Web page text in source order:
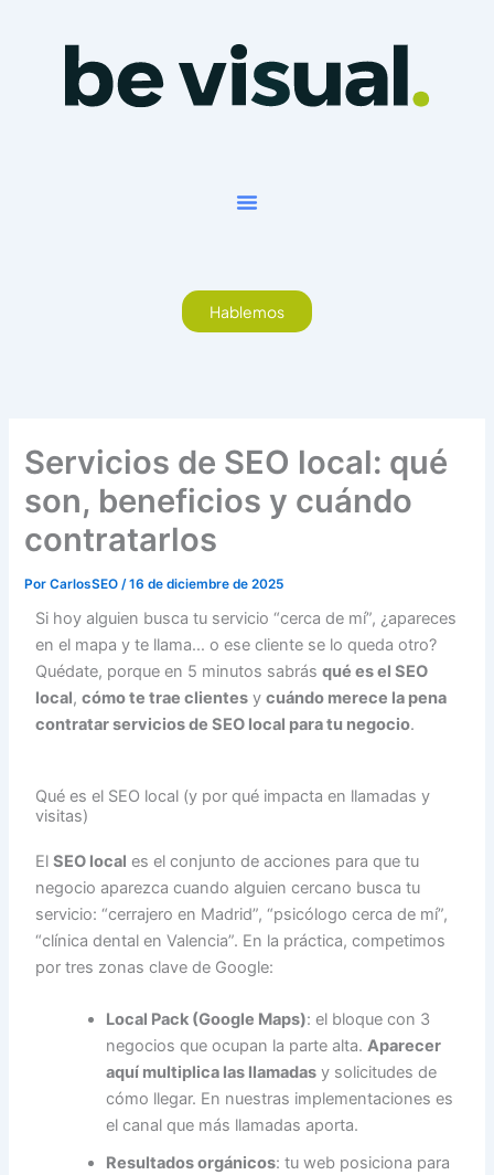
Hablemos
Servicios de SEO local: qué
son, beneficios y cuándo
contratarlos
PorCarlosSEO/16 de diciembre de 2025
Si hoy alguien busca tu servicio “cerca de mí”, ¿apareces
en el mapa y te llama… o ese cliente se lo queda otro?
Quédate, porque en 5 minutos sabrásqué es el SEO
local,cómo te trae clientes ycuándo merece la pena
contratar servicios de SEO local para tu negocio.
Qué es el SEO local (y por qué impacta en llamadas y
visitas)
ElSEO local es el conjunto de acciones para que tu
negocio aparezca cuando alguien cercano busca tu
servicio: “cerrajero en Madrid”, “psicólogo cerca de mí”,
“clínica dental en Valencia”. En la práctica, competimos
por tres zonas clave de Google:
Local Pack (Google Maps): el bloque con 3
negocios que ocupan la parte alta.Aparecer
aquí multiplica las llamadas y solicitudes de
cómo llegar. En nuestras implementaciones es
el canal que más llamadas aporta.
Resultados orgánicos: tu web posiciona para